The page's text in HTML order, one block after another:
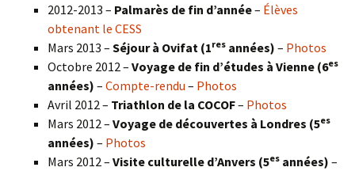
2012-2013 – Palmarès de fin d’année– Élèves
obtenant le CESS
Mars 2013 – Séjour à Ovifat (1res années) – Photos
Octobre 2012 – Voyage de fin d’études à Vienne (6es
années) – Compte-rendu – Photos
Avril 2012 – Triathlon de la COCOF– Photos
Mars 2012 – Voyage de découvertes à Londres (5es
années) – Photos
Mars 2012 – Visite culturelle d’Anvers (5es années) –